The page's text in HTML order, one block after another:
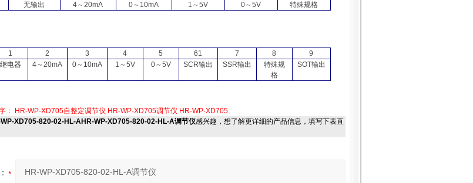
无输出 4～20mA 0～ 10mA 1 ～5V 0～5V 特殊规格
1 2 3 4 5 61 7 8
9
继电器 4～20mA 0～ 10mA 1 ～5V 0～5V SCR输出 SSR输出
特殊规
格
SOT输出
： HR-WP-XD705自整定调节仪 HR-WP-XD705调节仪 HR-WP-XD705
XD705-820-02-HL-AHR-WP-XD705-820-02-HL-A调节仪感兴趣，想了解更详细的产品信息，填写下表直